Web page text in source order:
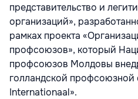
представительство и
организа­ций»,
рамках проекта
профсоюзов», который
профсоюзов Молдовы
голландской профсоюзной
Internationaal».